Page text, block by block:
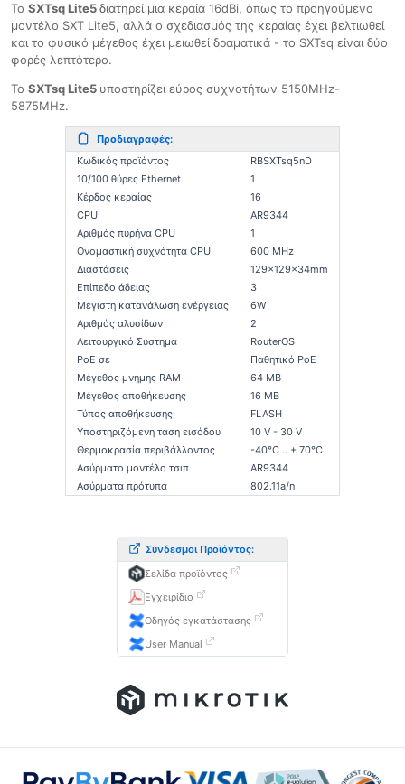
Το SXTsq Lite5διατηρεί μια κεραία 16dBi, όπως το προηγούμενο
μοντέλο SXT Lite5, αλλά ο σχεδιασμός της κεραίας έχει βελτιωθεί
και το φυσικό μέγεθος έχει μειωθεί δραματικά - το SXTsq είναι δύο
φορές λεπτότερο.
Το SXTsq Lite5 υποστηρίζει εύρος συχνοτήτων 5150MHz-
5875MHz.
Προδιαγραφές:
Κωδικός προϊόντος
RBSXTsq5nD
10/100 θύρες Ethernet
1
Κέρδος κεραίας
16
CPU
AR9344
Αριθμός πυρήνα CPU
1
Ονομαστική συχνότητα CPU
600 MHz
Διαστάσεις
129x129x34mm
Επίπεδο άδειας
3
Μέγιστη κατανάλωση ενέργειας
6W
Αριθμός αλυσίδων
2
Λειτουργικό Σύστημα
RouterOS
PoE σε
Παθητικό PoE
Μέγεθος μνήμης RAM
64 MB
Μέγεθος αποθήκευσης
16 MB
Τύπος αποθήκευσης
FLASH
Υποστηριζόμενη τάση εισόδου
10 V - 30 V
Θερμοκρασία περιβάλλοντος
-40°C .. + 70°C
Ασύρματο μοντέλο τσιπ
AR9344
Ασύρματα πρότυπα
802.11a/n
Σύνδεσμοι Προϊόντος:
Σελίδα προϊόντος
Εγχειρίδιο
Οδηγός εγκατάστασης
User Manual